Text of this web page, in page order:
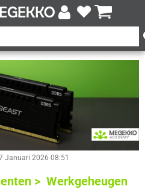
Januari 2026 08:51
> Werkgeheugen